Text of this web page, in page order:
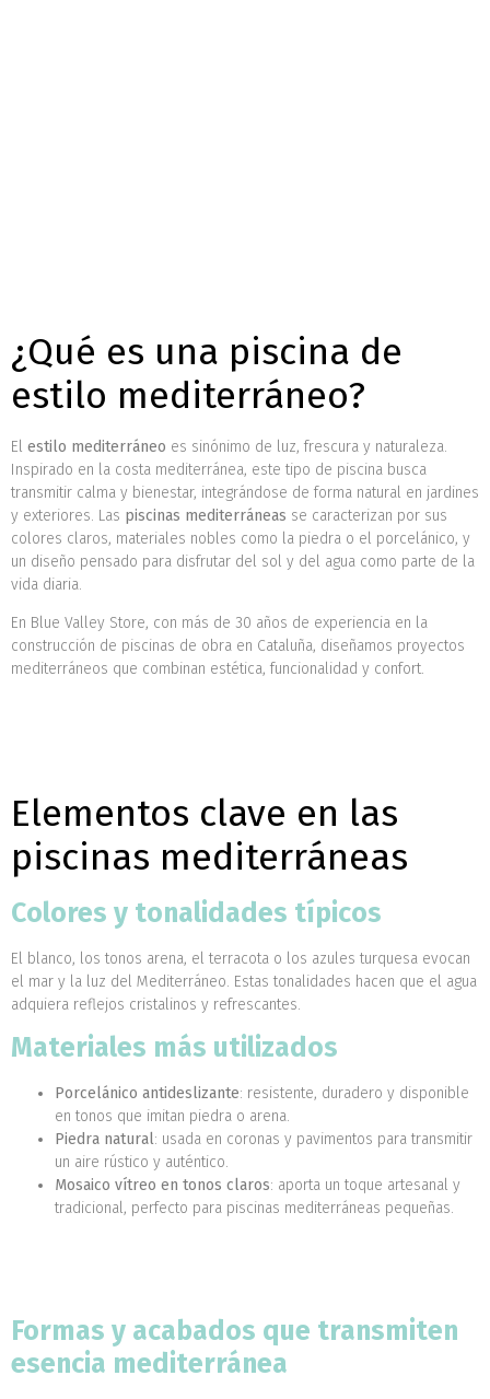
¿Qué es una piscina de
estilo mediterráneo?
El estilo mediterráneo es sinónimo de luz, frescura y naturaleza.
Inspirado en la costa mediterránea, este tipo de piscina busca
transmitir calma y bienestar, integrándose de forma natural en jardines
y exteriores. Las piscinas mediterráneas se caracterizan por sus
colores claros, materiales nobles como la piedra o el porcelánico, y
un diseño pensado para disfrutar del sol y del agua como parte de la
vida diaria.
En Blue Valley Store, con más de 30 años de experiencia en la
construcción de piscinas de obra en Cataluña, diseñamos proyectos
mediterráneos que combinan estética, funcionalidad y confort.
Elementos clave en las
piscinas mediterráneas
Colores y tonalidades típicos
El blanco, los tonos arena, el terracota o los azules turquesa evocan
el mar y la luz del Mediterráneo. Estas tonalidades hacen que el agua
adquiera reflejos cristalinos y refrescantes.
Materiales más utilizados
Porcelánico antideslizante: resistente, duradero y disponible
en tonos que imitan piedra o arena.
Piedra natural: usada en coronas y pavimentos para transmitir
un aire rústico y auténtico.
Mosaico vítreo en tonos claros: aporta un toque artesanal y
tradicional, perfecto para piscinas mediterráneas pequeñas.
Formas y acabados que transmiten
esencia mediterránea